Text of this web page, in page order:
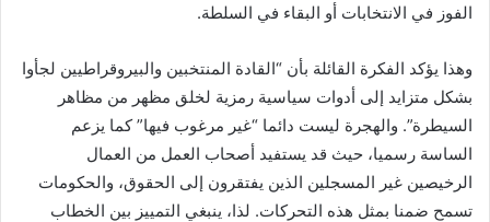
الفوز في الانتخابات أو البقاء في السلطة.
وهذا يؤكد الفكرة القائلة بأن “القادة المنتخبين والبيروقراطيين لجأوا
بشكل متزايد إلى أدوات سياسية رمزية لخلق مظهر من مظاهر
السيطرة”. والهجرة ليست دائما “غير مرغوب فيها” كما يزعم
الساسة رسميا، حيث قد يستفيد أصحاب العمل من العمال
الرخيصين غير المسجلين الذين يفتقرون إلى الحقوق، والحكومات
تسمح ضمنا بمثل هذه التحركات. لذا، ينبغي التمييز بين الخطاب